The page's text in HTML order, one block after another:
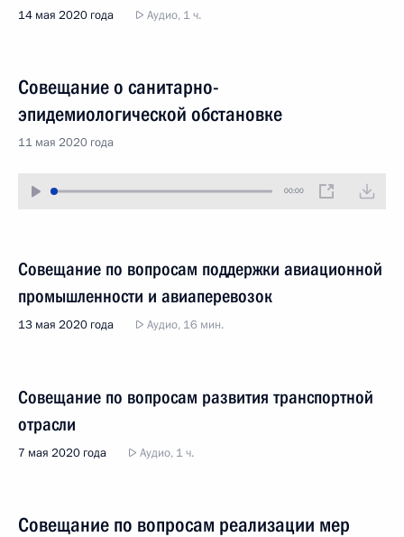
14 мая 2020 года Аудио, 1 ч.
Совещание о санитарно-
эпидемиологической обстановке
11 мая 2020 года
00:00
Совещание по вопросам поддержки авиационной
промышленности и авиаперевозок
13 мая 2020 года Аудио, 16 мин.
Совещание по вопросам развития транспортной
отрасли
7 мая 2020 года Аудио, 1 ч.
Совещание по вопросам реализации мер